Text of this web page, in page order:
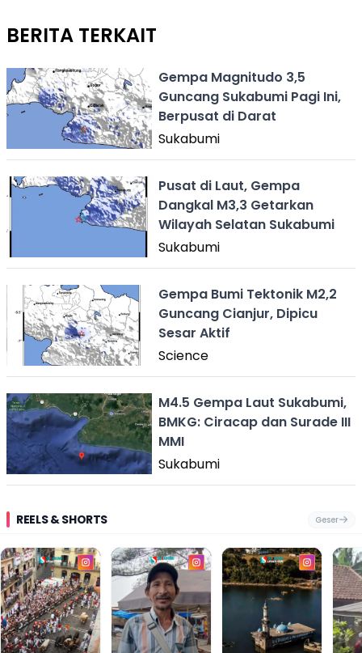
BERITA TERKAIT
Gempa Magnitudo 3,5
Guncang Sukabumi Pagi Ini,
Berpusat di Darat
Sukabumi
Pusat di Laut, Gempa
Dangkal M3,3 Getarkan
Wilayah Selatan Sukabumi
Sukabumi
Gempa Bumi Tektonik M2,2
Guncang Cianjur, Dipicu
Sesar Aktif
Science
M4.5 Gempa Laut Sukabumi,
BMKG: Ciracap dan Surade III
MMI
Sukabumi
REELS & SHORTS Geser